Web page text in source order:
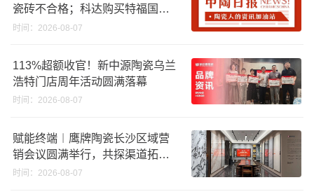
瓷砖不合格；科达购买特福国际
股份申请未通过；蒙娜丽莎5千万
破18亿元
时间：2026-08-07
113%超额收官！新中源陶瓷乌兰
浩特门店周年活动圆满落幕
时间：2026-08-07
赋能终端︱鹰牌陶瓷长沙区域营
销会议圆满举行，共探渠道拓展
与门店升级新路径
时间：2026-08-07